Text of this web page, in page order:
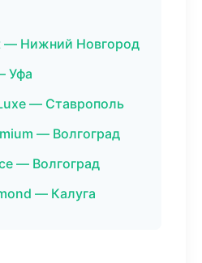
— Нижний Новгород
Уфа
— Ставрополь
— Волгоград
— Волгоград
— Калуга